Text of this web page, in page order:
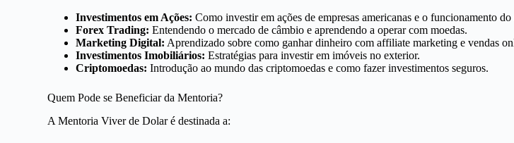
Investimentos em Ações: Como investir em ações de empresas americanas e o funcionamento
Forex Trading: Entendendo o mercado de câmbio e aprendendo a operar com moedas.
Marketing Digital: Aprendizado sobre como ganhar dinheiro com affiliate marketing e vendas
Investimentos Imobiliários: Estratégias para investir em imóveis no exterior.
Criptomoedas: Introdução ao mundo das criptomoedas e como fazer investimentos seguros.
Quem Pode se Beneficiar da Mentoria?
A Mentoria Viver de Dolar é destinada a: